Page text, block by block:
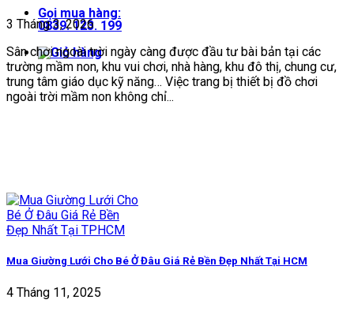
Gọi mua hàng:
0839. 123. 199
3 Tháng 3, 2026
Sân chơi ngoài trời ngày càng được đầu tư bài bản tại các
trường mầm non, khu vui chơi, nhà hàng, khu đô thị, chung cư,
trung tâm giáo dục kỹ năng… Việc trang bị thiết bị đồ chơi
ngoài trời mầm non không chỉ...
Mua Giường Lưới Cho Bé Ở Đâu Giá Rẻ Bền Đẹp Nhất Tại HCM
4 Tháng 11, 2025